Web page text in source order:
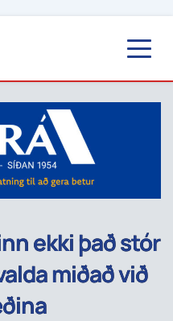
ekki það stór
miðað við